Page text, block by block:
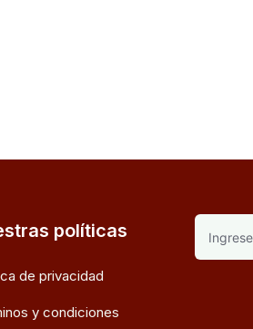
políticas
de privacidad
y condiciones